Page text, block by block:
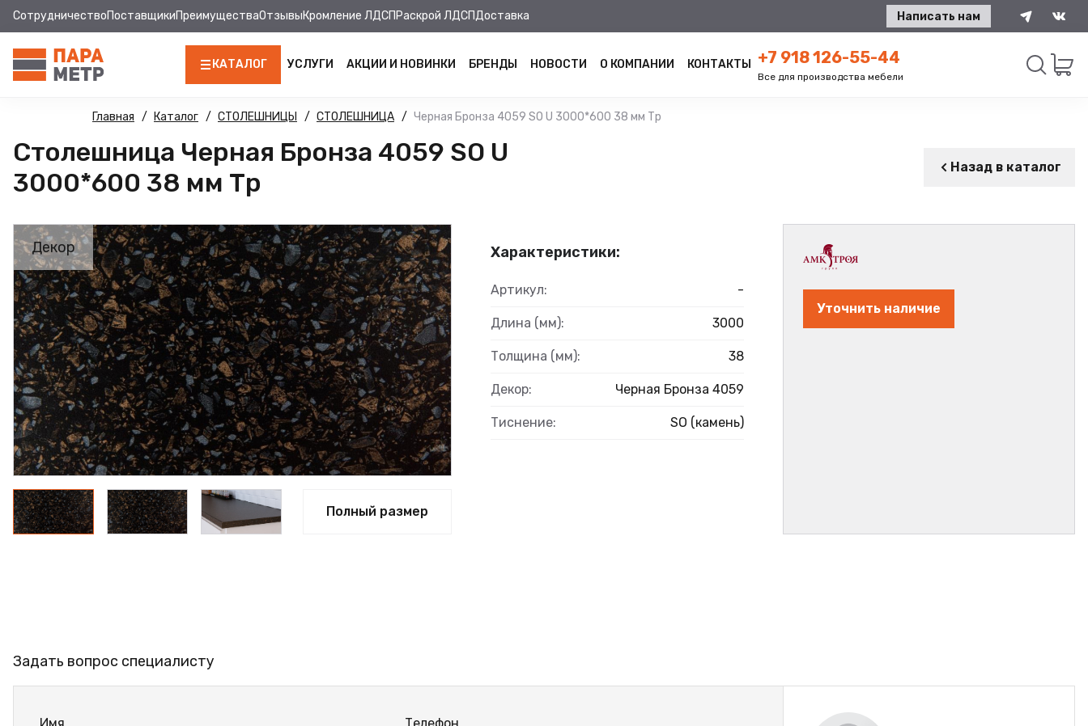
СотрудничествоПоставщикиПреимуществаОтзывыКромление ЛДСП Раскрой ЛДСПДоставка Написать нам
КАТАЛОГ
ЛДСП
КРОМКА
МДФ
МДФ ПАНЕЛИ
СТОЛЕШНИЦЫ
ХДФ
ФУРНИТУРА
ПРОФИЛЬ АЛЮМИНИЕВЫЙ
КЛЕЙ
ШДСП
РАСПРОДАЖА
НОВИНКИ
УСЛУГИ АКЦИИ И НОВИНКИ БРЕНДЫ НОВОСТИ О КОМПАНИИ КОНТАКТЫ +7 918 126-55-44
Все для производства мебели
Главная Каталог СТОЛЕШНИЦЫ СТОЛЕШНИЦА Черная Бронза 4059 SO U 3000*600 38 мм Тр
Столешница Черная Бронза 4059 SO U
3000*600 38 мм Тр
Назад в каталог
Декор
Полный размер
Характеристики:
Артикул: -
Длина (мм): 3000
Толщина (мм): 38
Декор: Черная Бронза 4059
Тиснение: SO (камень)
Уточнить наличие
Задать вопрос специалисту